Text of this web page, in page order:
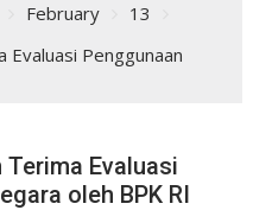
February
13
Evaluasi Penggunaan
Evaluasi
oleh BPK RI